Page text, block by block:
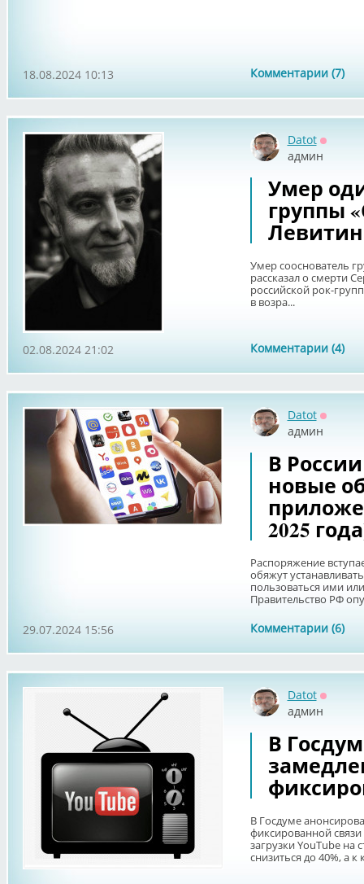
Комментарии (7)
18.08.2024 10:13
Datot
админ
Умер
группы
Левитин
Умер сооснователь
рассказал о смерти
российской рок-
в возра...
Комментарии (4)
02.08.2024 21:02
Datot
админ
В
новые
2025
Распоряжение
обяжут
пользоваться ими
Правительство РФ
Комментарии (6)
29.07.2024 15:56
Datot
админ
В
В Госдуме
фиксированной
загрузки YouTube
снизиться до 40%, а